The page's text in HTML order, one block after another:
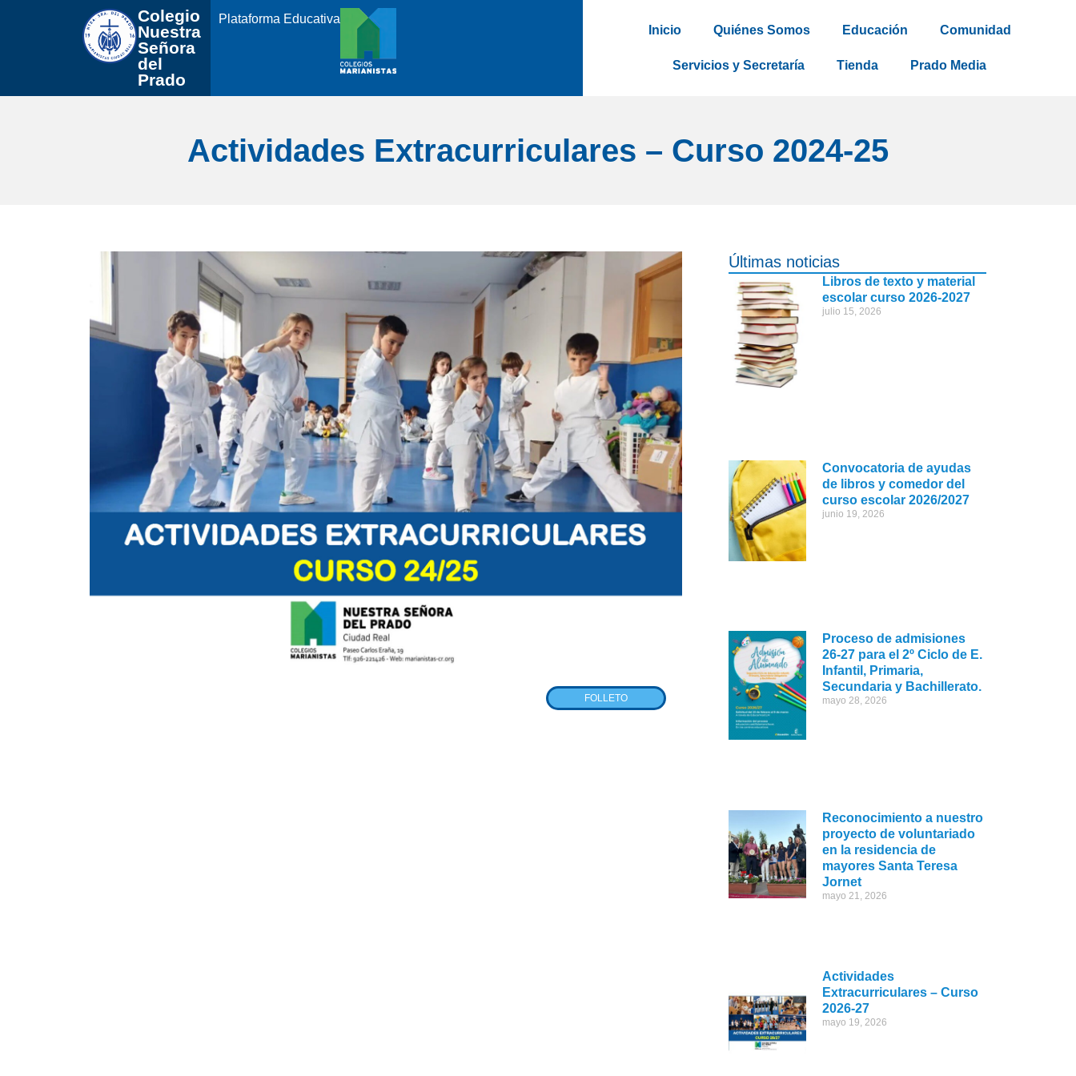
Colegio
Nuestra
Señora
del
Prado
Plataforma Educativa
Inicio
Quiénes Somos Educación Comunidad
Servicios y Secretaría Tienda Prado Media
Actividades Extracurriculares – Curso 2024-25
FOLLETO
Últimas noticias
Libros de texto y material
escolar curso 2026-2027
julio 15, 2026
Convocatoria de ayudas
de libros y comedor del
curso escolar 2026/2027
junio 19, 2026
Proceso de admisiones
26-27 para el 2º Ciclo de E.
Infantil, Primaria,
Secundaria y Bachillerato.
mayo 28, 2026
Reconocimiento a nuestro
proyecto de voluntariado
en la residencia de
mayores Santa Teresa
Jornet
mayo 21, 2026
Actividades
Extracurriculares – Curso
2026-27
mayo 19, 2026